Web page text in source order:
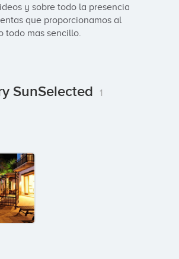
y sobre todo la presencia
que proporcionamos al
todo mas sencillo.
SunSelected 1